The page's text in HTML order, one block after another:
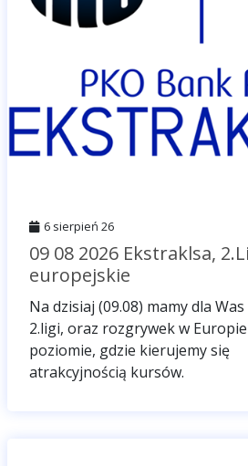
6 sierpień 26
09 08 2026 Ekstraklsa,
europejskie
Na dzisiaj (09.08) mamy dla
2.ligi, oraz rozgrywek w
poziomie, gdzie kierujemy się
atrakcyjnością kursów.